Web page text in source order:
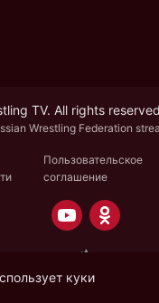
TV. All rights
Wrestling Federation
Пользовательское
соглашение
куки